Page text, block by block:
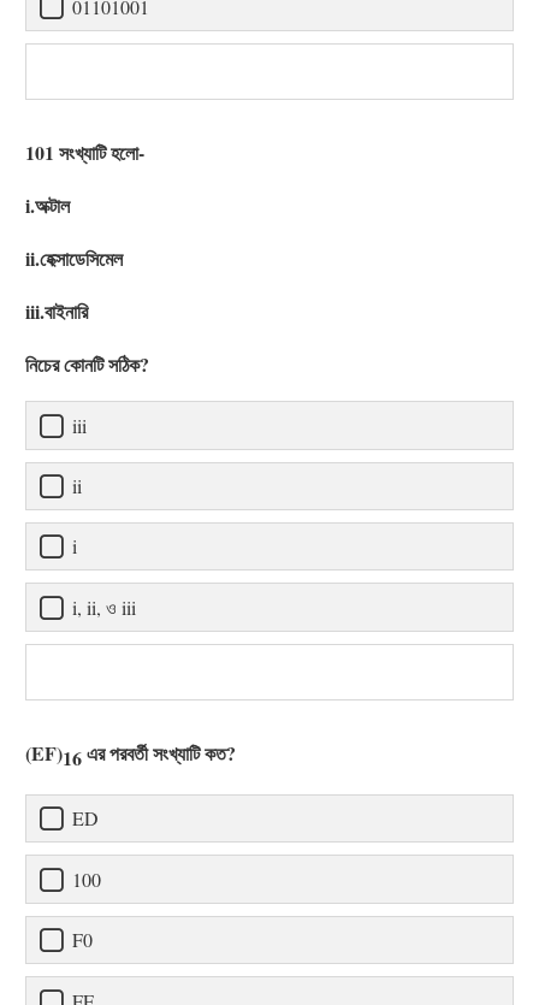
01101001
101 সংখ্যাটি হলো-
i.অক্টাল
ii.হেক্সাডেসিমেল
iii.বাইনারি
নিচের কোনটি সঠিক?
iii
ii
i
i, ii, ও iii
(EF)16এর পরবর্তী সংখ্যাটি কত?
ED
100
F0